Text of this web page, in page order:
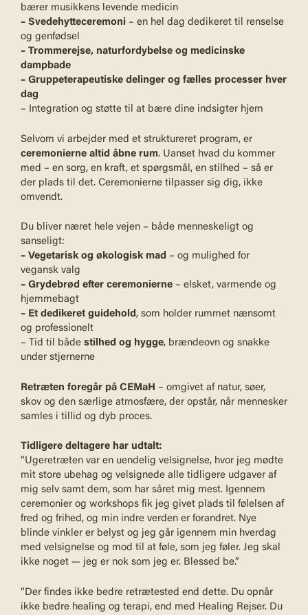
bærer musikkens levende medicin
– Svedehytteceremoni – en hel dag dedikeret til renselse
og genfødsel
– Trommerejse, naturfordybelse og medicinske
dampbade
– Gruppeterapeutiske delinger og fælles processer hver
dag
– Integration og støtte til at bære dine indsigter hjem
Selvom vi arbejder med et struktureret program, er
ceremonierne altid åbne rum. Uanset hvad du kommer
med – en sorg, en kraft, et spørgsmål, en stilhed – så er
der plads til det. Ceremonierne tilpasser sig dig, ikke
omvendt.
Du bliver næret hele vejen – både menneskeligt og
sanseligt:
– Vegetarisk og økologisk mad – og mulighed for
vegansk valg
– Grydebrød efter ceremonierne – elsket, varmende og
hjemmebagt
– Et dedikeret guidehold, som holder rummet nænsomt
og professionelt
– Tid til både stilhed og hygge, brændeovn og snakke
under stjernerne
Retræten foregår på CEMaH – omgivet af natur, søer,
skov og den særlige atmosfære, der opstår, når mennesker
samles i tillid og dyb proces.
Tidligere deltagere har udtalt:
“Ugeretræten var en uendelig velsignelse, hvor jeg mødte
mit store ubehag og velsignede alle tidligere udgaver af
mig selv samt dem, som har såret mig mest. Igennem
ceremonier og workshops fik jeg givet plads til følelsen af
fred og frihed, og min indre verden er forandret. Nye
blinde vinkler er belyst og jeg går igennem min hverdag
med velsignelse og mod til at føle, som jeg føler. Jeg skal
ikke noget — jeg er nok som jeg er. Blessed be.”
“Der findes ikke bedre retrætested end dette. Du opnår
ikke bedre healing og terapi, end med Healing Rejser. Du